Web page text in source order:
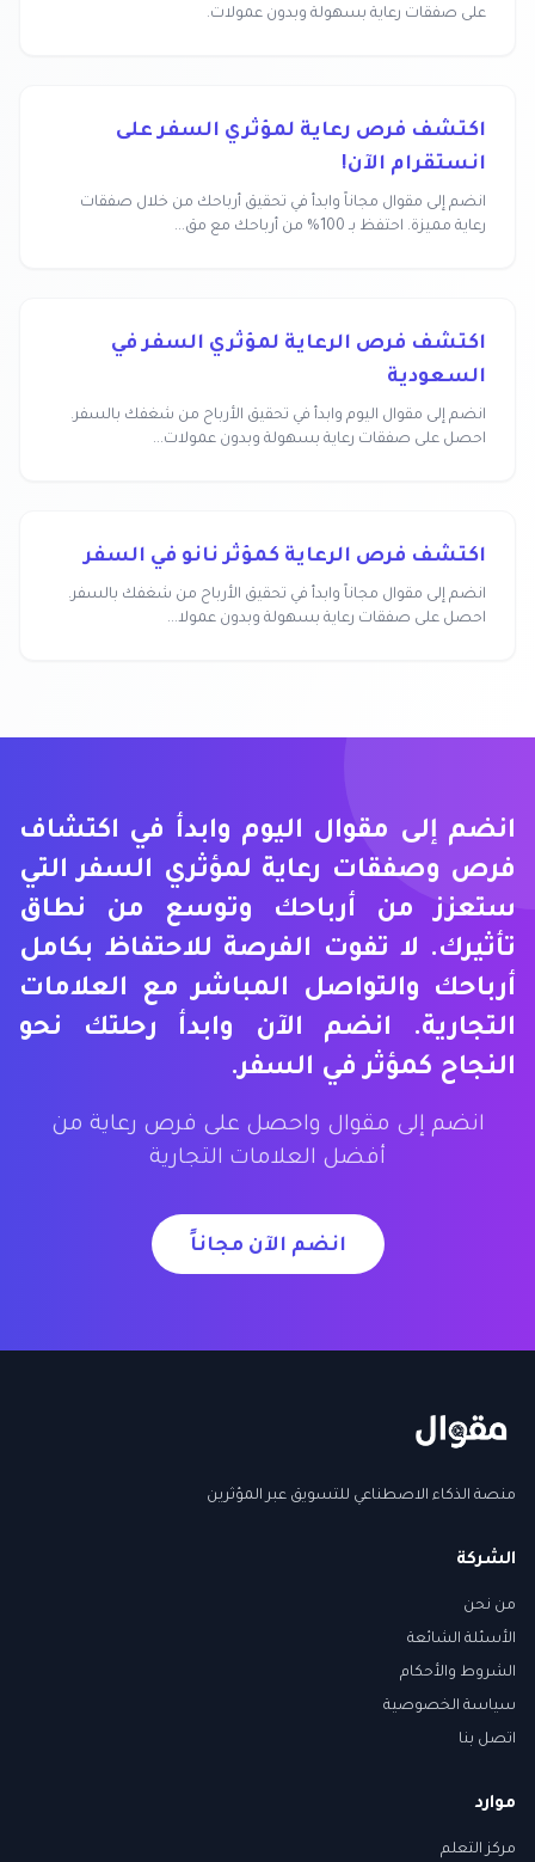
على صفقات رعاية بسهولة وبدون عمولات.
اكتشف فرص رعاية لمؤثري السفر على
انستقرام الآن!
انضم إلى مقوال مجاناً وابدأ في تحقيق أرباحك من خلال صفقات
رعاية مميزة. احتفظ بـ 100% من أرباحك مع مق...
اكتشف فرص الرعاية لمؤثري السفر في
السعودية
انضم إلى مقوال اليوم وابدأ في تحقيق الأرباح من شغفك بالسفر.
احصل على صفقات رعاية بسهولة وبدون عمولات...
اكتشف فرص الرعاية كمؤثر نانو في السفر
انضم إلى مقوال مجاناً وابدأ في تحقيق الأرباح من شغفك بالسفر.
احصل على صفقات رعاية بسهولة وبدون عمولا...
انضم إلى مقوال اليوم وابدأ في اكتشاف
فرص وصفقات رعاية لمؤثري السفر التي
ستعزز من أرباحك وتوسع من نطاق
تأثيرك. لا تفوت الفرصة للاحتفاظ بكامل
أرباحك والتواصل المباشر مع العلامات
التجارية. انضم الآن وابدأ رحلتك نحو
النجاح كمؤثر في السفر.
انضم إلى مقوال واحصل على فرص رعاية من
أفضل العلامات التجارية
انضم الآن مجاناً
منصة الذكاء الاصطناعي للتسويق عبر المؤثرين
الشركة
من نحن
الأسئلة الشائعة
الشروط والأحكام
سياسة الخصوصية
اتصل بنا
موارد
مركز التعلم